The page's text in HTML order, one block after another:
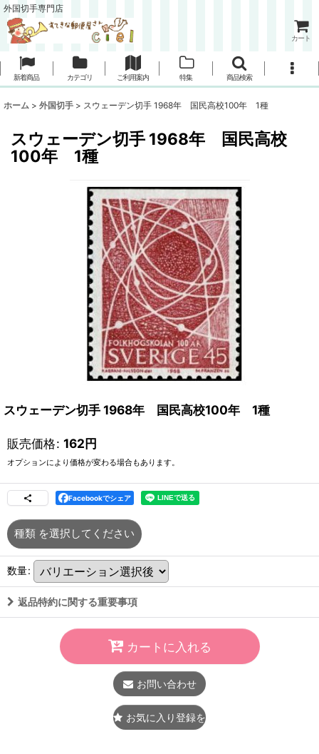
外国切手専門店
カート
新着商品 カテゴリ ご利用案内 特集 商品検索
ホーム > 外国切手 > スウェーデン切手 1968年 国民高校100年 1種
スウェーデン切手 1968年 国民高校
100年 1種
スウェーデン切手 1968年 国民高校100年 1種
販売価格: 162円
オプションにより価格が変わる場合もあります。
Facebookでシェア
種類 を選択してください
数量:
返品特約に関する重要事項
カートに入れる
お問い合わせ
お気に入り登録をする